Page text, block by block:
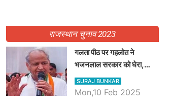
राजस्थान चुनाव 2023
गलता पीठ पर गहलोत ने
भजनलाल सरकार को घेरा,
Video में देखें अब तक बड़ी
खबरें
SURAJ BUNKAR
Mon,10 Feb 2025